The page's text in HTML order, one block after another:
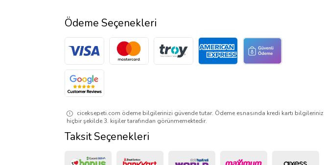
Ödeme Seçenekleri
ciceksepeti.com ödeme bilgilerinizi güvende tutar. Ödeme esnasında kredi kartı bilgileriniz
hiçbir şekilde 3. kişiler tarafından görünmemektedir.
Taksit Seçenekleri